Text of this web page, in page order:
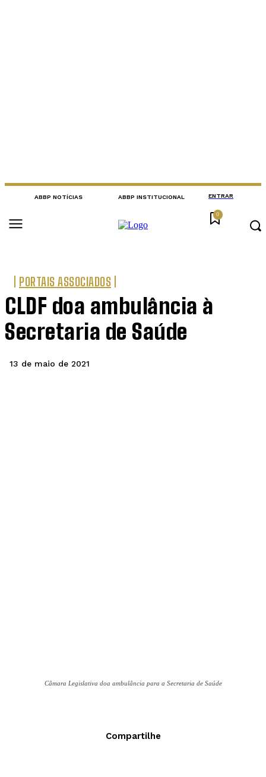
ABBP NOTÍCIAS ABBP INSTITUCIONAL ENTRAR
0
PORTAIS ASSOCIADOS
CLDF doa ambulância à
Secretaria de Saúde
13 de maio de 2021
Câmara Legislativa doa ambulância para a Secretaria de Saúde
Compartilhe